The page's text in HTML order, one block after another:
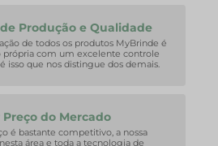
Produção e Qualidade
de todos os produtos MyBrinde é
própria com um excelente controle
isso que nos distingue dos demais.
do Mercado
é bastante competitivo, a nossa
área e toda a tecnologia de